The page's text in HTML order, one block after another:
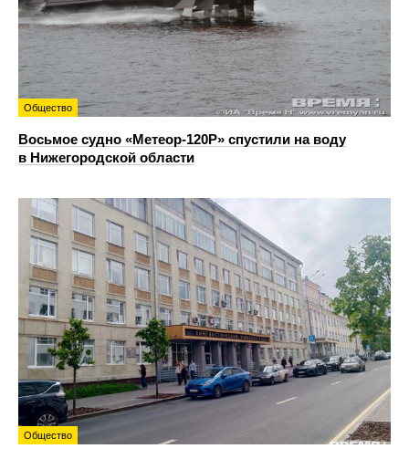
Общество
Восьмое судно «Метеор-120Р» спустили на воду
в Нижегородской области
Общество